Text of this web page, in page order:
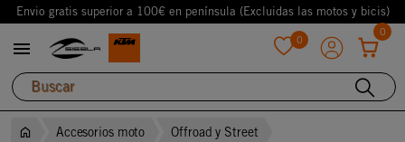
Envio gratis superior a 100€ en península (Excluidas las motos y bicis)
 0
0
Accesorios moto
Offroad y Street